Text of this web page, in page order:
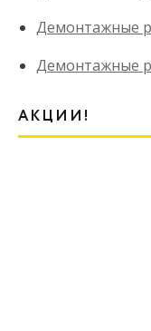
Демонтажные
Демонтажные
АКЦИИ!